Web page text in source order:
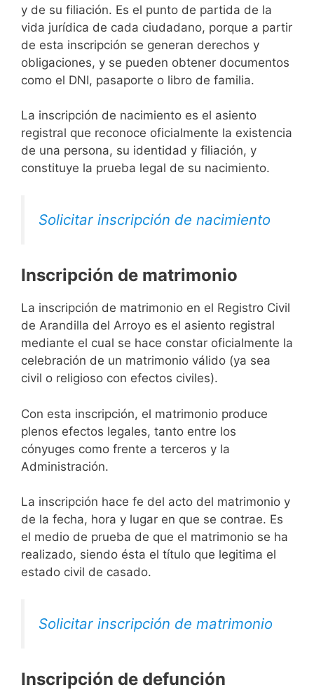
y de su filiación. Es el punto de partida de la
vida jurídica de cada ciudadano, porque a partir
de esta inscripción se generan derechos y
obligaciones, y se pueden obtener documentos
como el DNI, pasaporte o libro de familia.
La inscripción de nacimiento es el asiento
registral que reconoce oficialmente la existencia
de una persona, su identidad y filiación, y
constituye la prueba legal de su nacimiento.
Solicitar inscripción de nacimiento
Inscripción de matrimonio
La inscripción de matrimonio en el Registro Civil
de Arandilla del Arroyo es el asiento registral
mediante el cual se hace constar oficialmente la
celebración de un matrimonio válido (ya sea
civil o religioso con efectos civiles).
Con esta inscripción, el matrimonio produce
plenos efectos legales, tanto entre los
cónyuges como frente a terceros y la
Administración.
La inscripción hace fe del acto del matrimonio y
de la fecha, hora y lugar en que se contrae. Es
el medio de prueba de que el matrimonio se ha
realizado, siendo ésta el título que legitima el
estado civil de casado.
Solicitar inscripción de matrimonio
Inscripción de defunción